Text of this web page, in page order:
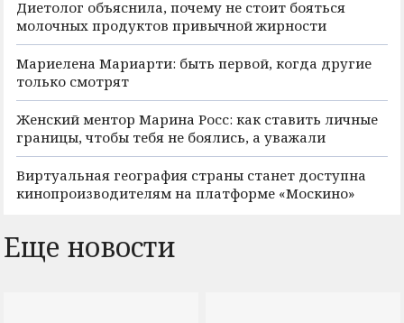
Диетолог объяснила, почему не стоит бояться
молочных продуктов привычной жирности
Мариелена Мариарти: быть первой, когда другие
только смотрят
Женский ментор Марина Росс: как ставить личные
границы, чтобы тебя не боялись, а уважали
Виртуальная география страны станет доступна
кинопроизводителям на платформе «Москино»
Еще новости